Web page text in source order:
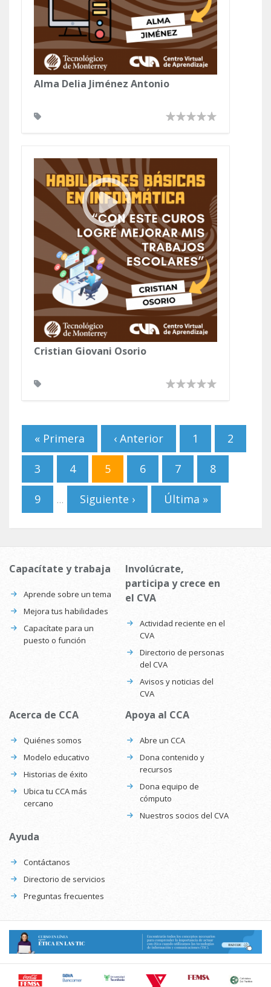
Alma Delia Jiménez Antonio
Cristian Giovani Osorio
Páginas
« Primera ‹ Anterior 1 2
3 4 5 6 7 8
9 … Siguiente › Última »
Capacítate y trabaja
Aprende sobre un tema
Mejora tus habilidades
Capacítate para un
puesto o función
Involúcrate,
participa y crece en
el CVA
Actividad reciente en el
CVA
Directorio de personas
del CVA
Avisos y noticias del
CVA
Acerca de CCA
Quiénes somos
Modelo educativo
Historias de éxito
Ubica tu CCA más
cercano
Apoya al CCA
Abre un CCA
Dona contenido y
recursos
Dona equipo de
cómputo
Nuestros socios del CVA
Ayuda
Contáctanos
Directorio de servicios
Preguntas frecuentes